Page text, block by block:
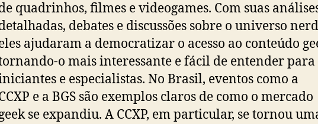
quadrinhos, filmes e videogames. Com suas
debates e discussões sobre o universo
ajudaram a democratizar o acesso ao conteúdo
o mais interessante e fácil de entender para
e especialistas. No Brasil, eventos como a
e a BGS são exemplos claros de como o mercado
se expandiu. A CCXP, em particular, se tornou